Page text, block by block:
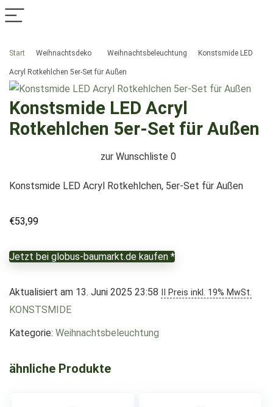
Start Weihnachtsdeko Weihnachtsbeleuchtung Konstsmide LED
Acryl Rotkehlchen 5er-Set für Außen
Konstsmide LED Acryl
Rotkehlchen 5er-Set für Außen
zur Wunschliste 0
Konstsmide LED Acryl Rotkehlchen, 5er-Set für Außen
€53,99
Jetzt bei globus-baumarkt.de kaufen *
Aktualisiert am 13. Juni 2025 23:58 II Preis inkl. 19% MwSt.
KONSTSMIDE
Kategorie: Weihnachtsbeleuchtung
ähnliche Produkte